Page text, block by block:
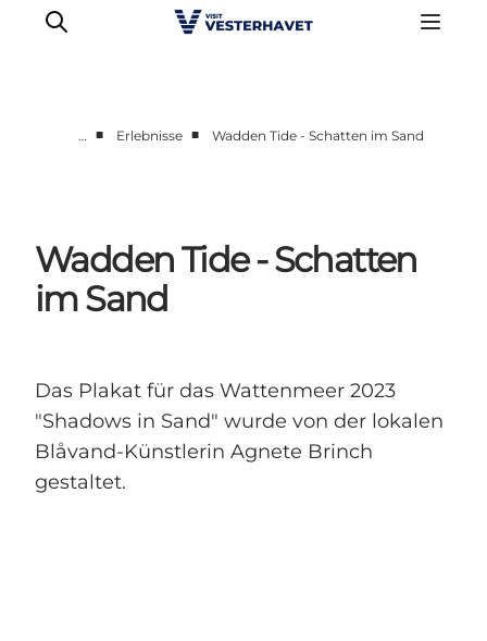
Unsere Städte
Essen & Übernachtung
Tickets kaufen
… ■ Erlebnisse ■ Wadden Tide - Schatten im Sand
Wadden Tide - Schatten
im Sand
Das Plakat für das Wattenmeer 2023
"Shadows in Sand" wurde von der lokalen
Blåvand-Künstlerin Agnete Brinch
gestaltet.